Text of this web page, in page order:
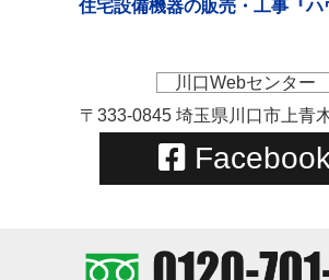
住宅設備機器の販売・工事『ハ
川口Webセンター
〒333-0845 埼玉県川口市上青